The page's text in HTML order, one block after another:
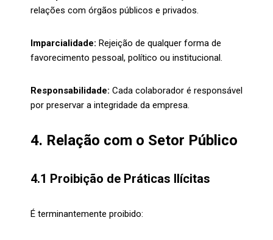
relações com órgãos públicos e privados.
Imparcialidade: Rejeição de qualquer forma de
favorecimento pessoal, político ou institucional.
Responsabilidade: Cada colaborador é responsável
por preservar a integridade da empresa.
4. Relação com o Setor Público
4.1 Proibição de Práticas Ilícitas
É terminantemente proibido: